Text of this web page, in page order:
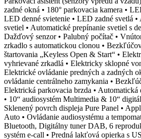
zadné okná • 180° parkovacia kamera •
LED denné svietenie • LED zadné svetlá
svetiel • Automatické prepínanie svetiel s
Dažďový senzor • Palubný počítač •
zrkadlo s automatickou clonou •
štartovania „Keyless Open & Start“ •
vyhrievané zrkadlá • Elektricky sklopné
Elektrické ovládanie predných a zadných
ovládanie centrálneho zamykania •
Elektrická parkovacia brzda •
• 10“ audiosystém Multimedia & 10“
Sklenený povrch displeja Pure Panel •
Auto • Ovládanie audiosystému a
Bluetooth, Digitálny tuner DAB, 6
systém e-call • Predná lakťová opierka s